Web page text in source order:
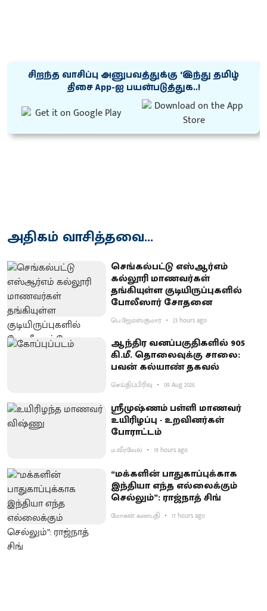
சிறந்த வாசிப்பு அனுபவத்துக்கு ‘இந்து தமிழ்
திசை App-ஐ பயன்படுத்துக..!
அதிகம் வாசித்தவை...
செங்கல்பட்டு எஸ்ஆர்எம்
கல்லூரி மாணவர்கள்
தங்கியுள்ள குடியிருப்புகளில்
போலீஸார் சோதனை
பெ.ஜேம்ஸ்குமார் 23 hours ago
ஆந்திர வனப்பகுதிகளில் 905
கி.மீ. தொலைவுக்கு சாலை:
பவன் கல்யாண் தகவல்
செய்திப்பிரிவு 09 Aug 2026
ஸ்ரீமுஷ்ணம் பள்ளி மாணவர்
உயிரிழப்பு - உறவினர்கள்
போராட்டம்
ம.வீரவேல் 19 hours ago
“மக்களின் பாதுகாப்புக்காக
இந்தியா எந்த எல்லைக்கும்
செல்லும்”: ராஜ்நாத் சிங்
மோகன் கணபதி 17 hours ago